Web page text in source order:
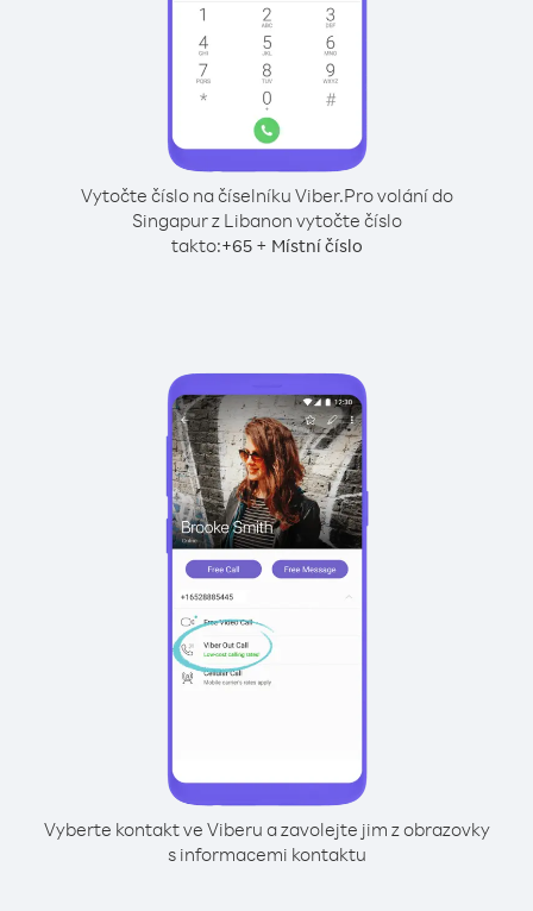
Vytočte číslo na číselníku Viber.Pro volání do
Singapur z Libanon vytočte číslo
takto:+65+ Místní číslo
Vyberte kontakt ve Viberu a zavolejte jim z obrazovky
s informacemi kontaktu